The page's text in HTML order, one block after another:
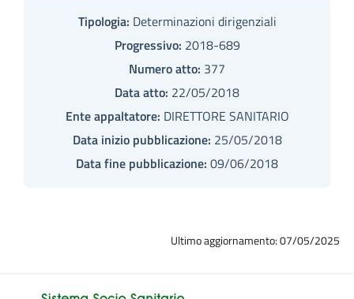
Tipologia: Determinazioni dirigenziali
Progressivo: 2018-689
Numero atto: 377
Data atto: 22/05/2018
Ente appaltatore: DIRETTORE SANITARIO
Data inizio pubblicazione: 25/05/2018
Data fine pubblicazione: 09/06/2018
Ultimo aggiornamento: 07/05/2025